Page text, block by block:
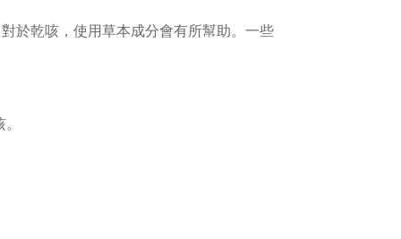
於乾咳，使用草本成分會有所幫助。一些